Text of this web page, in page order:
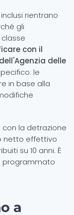
rientrano
gli
con il
delle
le
in base alla
con la detrazione
netto effettivo
su 10 anni. È
programmato
a